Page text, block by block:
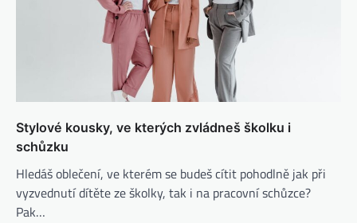
Stylové kousky, ve kterých zvládneš školku i
schůzku
Hledáš oblečení, ve kterém se budeš cítit pohodlně jak při
vyzvednutí dítěte ze školky, tak i na pracovní schůzce?
Pak…